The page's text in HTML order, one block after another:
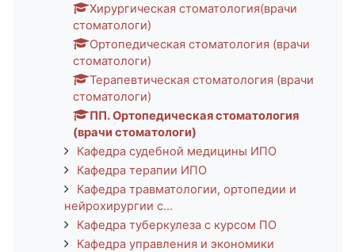
Хирургическая стоматология(врачи
стоматологи)
Ортопедическая стоматология (врачи
стоматологи)
Терапевтическая стоматология (врачи
стоматологи)
ПП. Ортопедическая стоматология
(врачи стоматологи)
Кафедра судебной медицины ИПО
Кафедра терапии ИПО
Кафедра травматологии, ортопедии и
нейрохирургии с...
Кафедра туберкулеза с курсом ПО
Кафедра управления и экономики